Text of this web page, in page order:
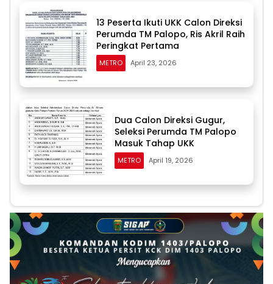
13 Peserta Ikuti UKK Calon Direksi
Perumda TM Palopo, Ris Akril Raih
Peringkat Pertama
METRO April 23, 2026
Dua Calon Direksi Gugur,
Seleksi Perumda TM Palopo
Masuk Tahap UKK
METRO April 19, 2026